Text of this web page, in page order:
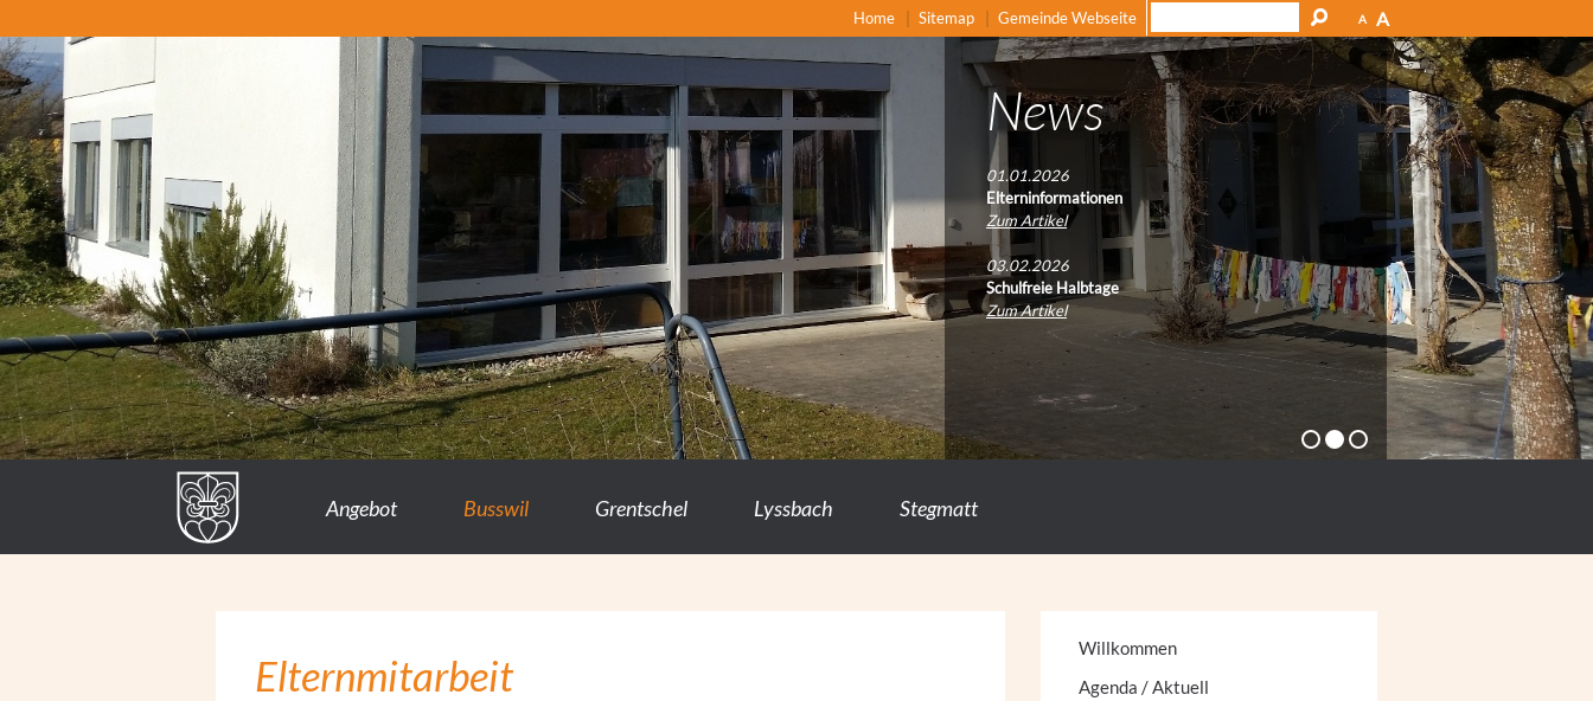
A A
Home Sitemap Gemeinde Webseite
News
01.01.2026
Elterninformationen
Zum Artikel
03.02.2026
Schulfreie Halbtage
Zum Artikel
Angebot Busswil Grentschel Lyssbach Stegmatt
Elternmitarbeit
Willkommen
Agenda / Aktuell